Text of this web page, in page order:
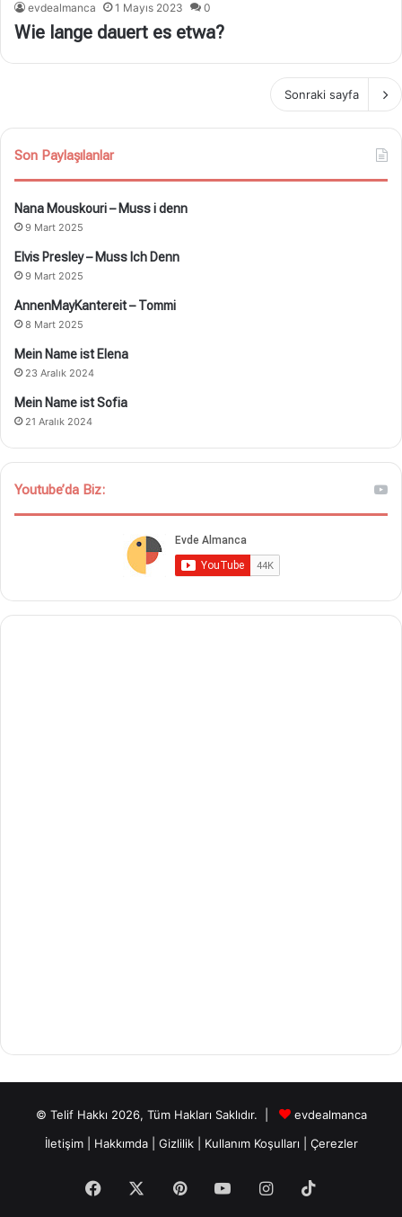
evdealmanca 1 Mayıs 2023 0
Wie lange dauert es etwa?
Sonraki sayfa
Son Paylaşılanlar
Nana Mouskouri – Muss i denn
9 Mart 2025
Elvis Presley – Muss Ich Denn
9 Mart 2025
AnnenMayKantereit – Tommi
8 Mart 2025
Mein Name ist Elena
23 Aralık 2024
Mein Name ist Sofia
21 Aralık 2024
Youtube’da Biz:
© Telif Hakkı 2026, Tüm Hakları Saklıdır. |
evdealmanca
İletişim| Hakkımda Gizlilik Kullanım Koşulları Çerezler
Facebook PinterestYouTubeInstagram